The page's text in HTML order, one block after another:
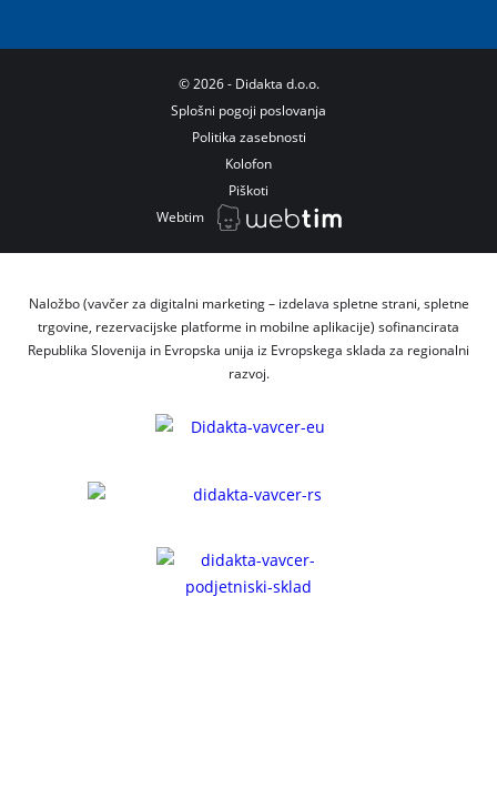
© 2026 - Didakta d.o.o.
Splošni pogoji poslovanja
Politika zasebnosti
Kolofon
Piškoti
Webtim
Naložbo (vavčer za digitalni marketing – izdelava spletne strani, spletne
trgovine, rezervacijske platforme in mobilne aplikacije) sofinancirata
Republika Slovenija in Evropska unija iz Evropskega sklada za regionalni
razvoj.